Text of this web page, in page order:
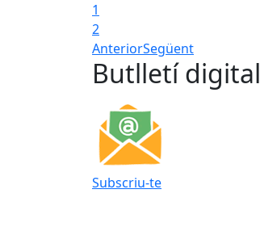
1
2
AnteriorSegüent
Butlletí digital
Subscriu-te